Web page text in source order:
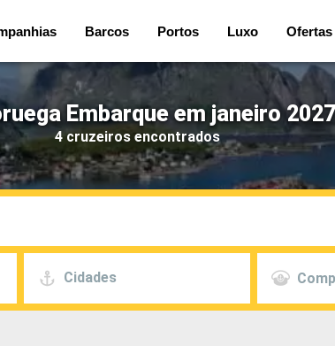
Barcos Portos Luxo Ofertas
Embarque em janeiro
4 cruzeiros encontrados
Cidades